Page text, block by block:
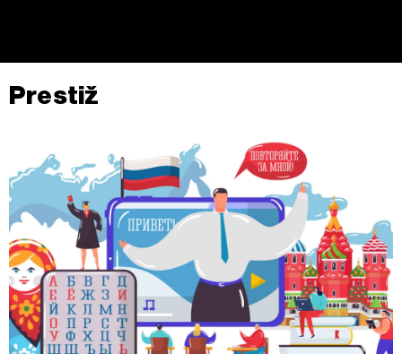
Prestiž